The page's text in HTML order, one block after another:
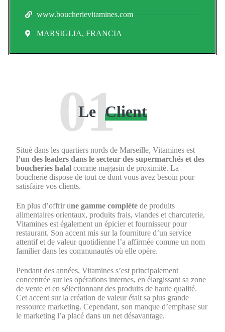
www.boucherievitamines.com
MARSIGLIA, FRANCIA
Le Client
Situé dans les quartiers nords de Marseille, Vitamines est
l’un des leaders dans le secteur des supermarchés et des
boucheries halal comme magasin de proximité. La
boucherie dispose de tout ce dont vous avez besoin pour
satisfaire vos clients.
En plus d’offrir une gamme complète de produits
alimentaires orientaux, produits frais, viandes et charcuterie,
Vitamines est également un épicier et fournisseur pour
restaurant. Son accent mis sur la fourniture d’un service
attentif et de valeur quotidienne l’a affirmée comme un nom
familier dans les communautés où elle opère.
Pendant des années, Vitamines s’est principalement
concentrée sur les opérations internes, en élargissant sa zone
de vente et en sélectionnant des produits de haute qualité.
Cet accent sur la création de valeur était sa plus grande
ressource marketing. Cependant, son manque d’emphase sur
le marketing l’a placé dans un net désavantage.